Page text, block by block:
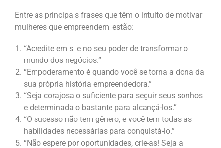
Entre as principais frases que têm o intuito de motivar
mulheres que empreendem, estão:
“Acredite em si e no seu poder de transformar o
mundo dos negócios.”
“Empoderamento é quando você se torna a dona da
sua própria história empreendedora.”
“Seja corajosa o suficiente para seguir seus sonhos
e determinada o bastante para alcançá-los.”
“O sucesso não tem gênero, e você tem todas as
habilidades necessárias para conquistá-lo.”
“Não espere por oportunidades, crie-as! Seja a